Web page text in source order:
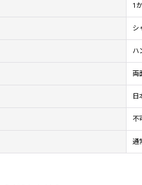
1
シ
ハ
両
日
不
通